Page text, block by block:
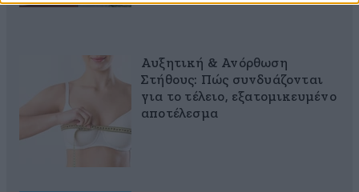
Αυξητική & Ανόρθωση
Στήθους: Πώς συνδυάζονται
για το τέλειο, εξατομικευμένο
αποτέλεσμα